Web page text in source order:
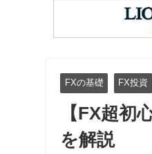
FXの基礎 FX投資
【FX超初
を解説